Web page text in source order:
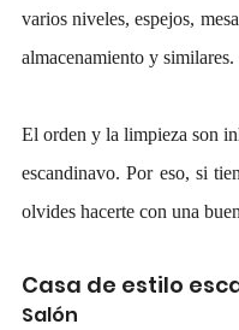
varios niveles, espejos,
almacenamiento y similares.
El orden y la limpieza son
escandinavo. Por eso, si
olvides hacerte con una
Casa de estilo
Salón